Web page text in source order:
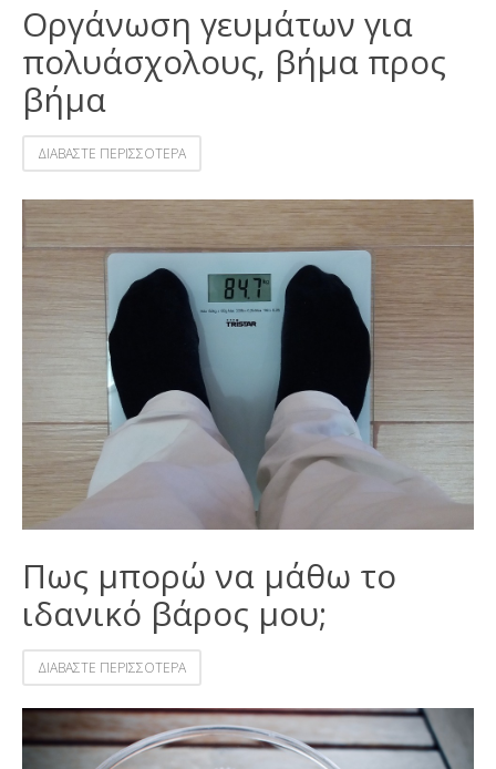
Οργάνωση γευμάτων για
πολυάσχολους, βήμα προς
βήμα
ΔΙΑΒΑΣΤΕ ΠΕΡΙΣΣΟΤΕΡΑ
Πως μπορώ να μάθω το
ιδανικό βάρος μου;
ΔΙΑΒΑΣΤΕ ΠΕΡΙΣΣΟΤΕΡΑ